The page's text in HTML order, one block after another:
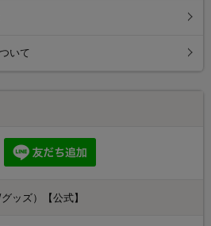
いて
ッズ）【公式】